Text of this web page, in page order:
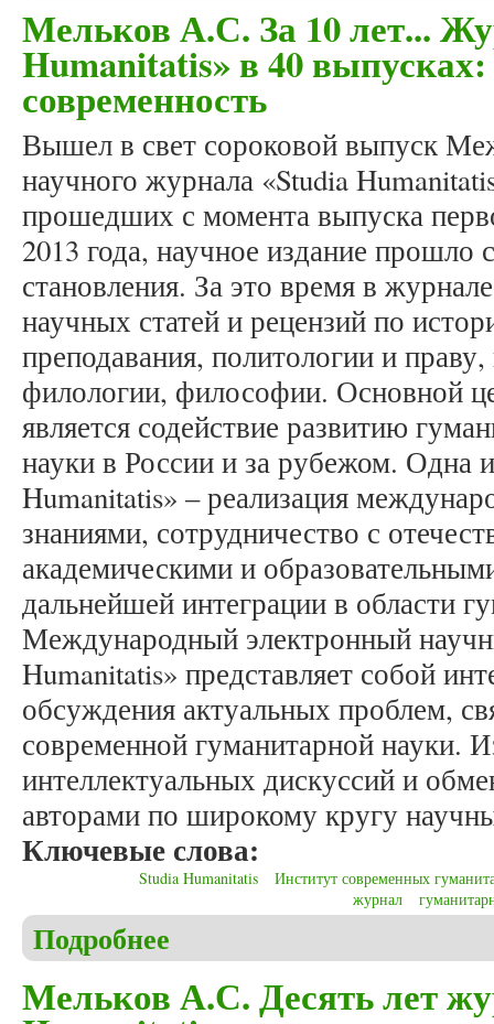
Мельков А.С. За 10 лет...
Humanitatis» в 40
современность
Вышел в свет сороковой выпуск
научного журнала «Studia
прошедших с момента выпуска
2013 года, научное издание прошло
становления. За это время в
научных статей и рецензий по
преподавания, политологии и
филологии, философии. Основной
является содействие развитию
науки в России и за рубежом. Одна
Humanitatis» – реализация
знаниями, сотрудничество с
академическими и
дальнейшей интеграции в области
Международный электронный
Humanitatis» представляет собой
обсуждения актуальных проблем,
современной гуманитарной науки.
интеллектуальных дискуссий и
авторами по широкому кругу
Ключевые слова:
Studia Humanitatis
Институт современных
журнал
Подробнее
Мельков А.С. Десять лет